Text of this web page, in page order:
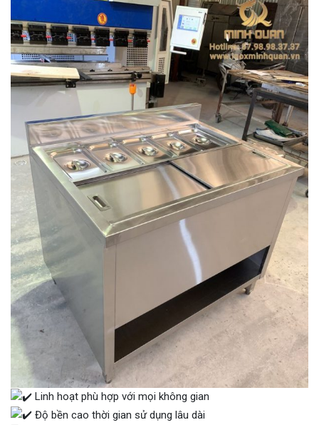
Linh hoạt phù hợp với mọi không gian
Độ bền cao thời gian sử dụng lâu dài